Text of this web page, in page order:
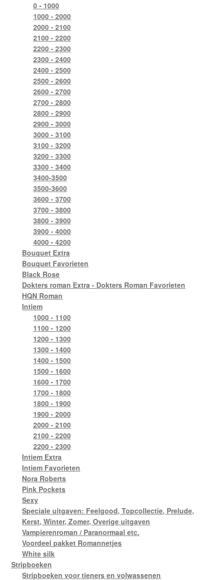
0 - 1000
1000 - 2000
2000 - 2100
2100 - 2200
2200 - 2300
2300 - 2400
2400 - 2500
2500 - 2600
2600 - 2700
2700 - 2800
2800 - 2900
2900 - 3000
3000 - 3100
3100 - 3200
3200 - 3300
3300 - 3400
3400-3500
3500-3600
3600 - 3700
3700 - 3800
3800 - 3900
3900 - 4000
4000 - 4200
Bouquet Extra
Bouquet Favorieten
Black Rose
Dokters roman Extra - Dokters Roman Favorieten
HQN Roman
Intiem
1000 - 1100
1100 - 1200
1200 - 1300
1300 - 1400
1400 - 1500
1500 - 1600
1600 - 1700
1700 - 1800
1800 - 1900
1900 - 2000
2000 - 2100
2100 - 2200
2200 - 2300
Intiem Extra
Intiem Favorieten
Nora Roberts
Pink Pockets
Sexy
Speciale uitgaven: Feelgood, Topcollectie, Prelude,
Kerst, Winter, Zomer, Overige uitgaven
Vampierenroman / Paranormaal etc.
Voordeel pakket Romannetjes
White silk
Stripboeken
Stripboeken voor tieners en volwassenen